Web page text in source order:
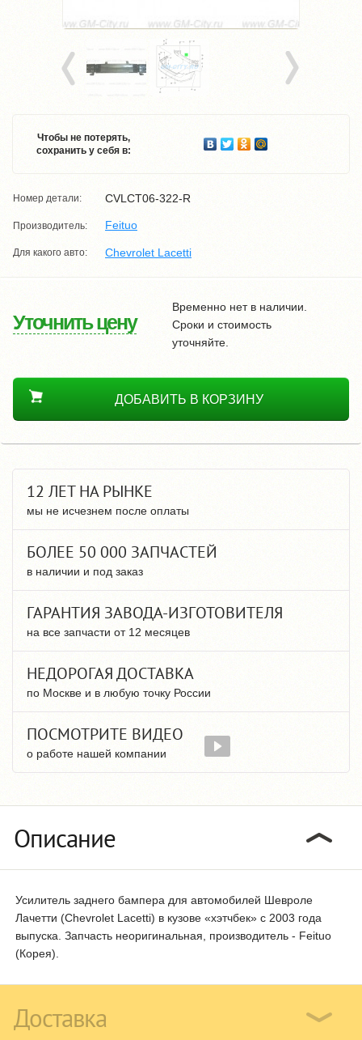
Чтобы не потерять,
сохранить у себя в:
Номер детали: CVLCT06-322-R
Производитель: Feituo
Для какого авто: Chevrolet Lacetti
Уточнить цену
Временно нет в наличии.
Сроки и стоимость
уточняйте.
ДОБАВИТЬ В КОРЗИНУ
12 ЛЕТ НА РЫНКЕ
мы не исчезнем после оплаты
БОЛЕЕ 50 000 ЗАПЧАСТЕЙ
в наличии и под заказ
ГАРАНТИЯ ЗАВОДА-ИЗГОТОВИТЕЛЯ
на все запчасти от 12 месяцев
НЕДОРОГАЯ ДОСТАВКА
по Москве и в любую точку России
ПОСМОТРИТЕ ВИДЕО
о работе нашей компании
Описание
Усилитель заднего бампера для автомобилей Шевроле
Лачетти (Chevrolet Lacetti) в кузове «хэтчбек» с 2003 года
выпуска. Запчасть неоригинальная, производитель - Feituo
(Корея).
Доставка